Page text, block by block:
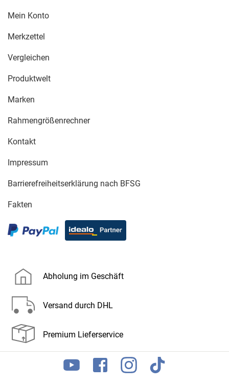
Mein Konto
Merkzettel
Vergleichen
Produktwelt
Marken
Rahmengrößenrechner
Kontakt
Impressum
Barrierefreiheitserklärung nach BFSG
Fakten
Abholung im Geschäft
Versand durch DHL
Premium Lieferservice